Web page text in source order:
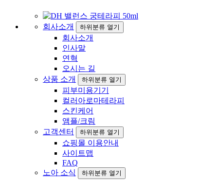
회사소개 하위분류 열기
회사소개
인사말
연혁
오시는 길
상품 소개
하위분류 열기
피부미용기기
컬러아로마테라피
스킨케어
앰플/크림
고객센터
하위분류 열기
쇼핑몰 이용안내
사이트맵
FAQ
노아 소식
하위분류 열기